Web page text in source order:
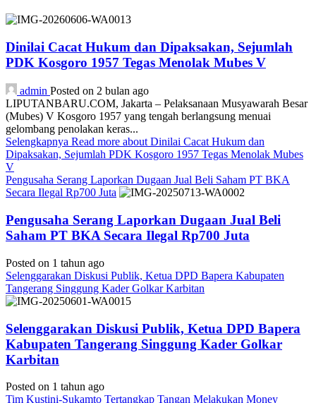
Dinilai Cacat Hukum dan Dipaksakan, Sejumlah
PDK Kosgoro 1957 Tegas Menolak Mubes V
admin Posted on 2 bulan ago
LIPUTANBARU.COM, Jakarta – Pelaksanaan Musyawarah Besar
(Mubes) V Kosgoro 1957 yang tengah berlangsung menuai
gelombang penolakan keras...
Selengkapnya Read more about Dinilai Cacat Hukum dan
Dipaksakan, Sejumlah PDK Kosgoro 1957 Tegas Menolak Mubes
V
Pengusaha Serang Laporkan Dugaan Jual Beli Saham PT BKA
Secara Ilegal Rp700 Juta
Pengusaha Serang Laporkan Dugaan Jual Beli
Saham PT BKA Secara Ilegal Rp700 Juta
Posted on 1 tahun ago
Selenggarakan Diskusi Publik, Ketua DPD Bapera Kabupaten
Tangerang Singgung Kader Golkar Karbitan
Selenggarakan Diskusi Publik, Ketua DPD Bapera
Kabupaten Tangerang Singgung Kader Golkar
Karbitan
Posted on 1 tahun ago
Tim Kustini-Sukamto Tertangkap Tangan Melakukan Money